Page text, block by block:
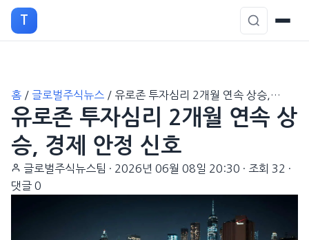
T
홈 / 글로벌주식뉴스 / 유로존 투자심리 2개월 연속 상승,…
유로존 투자심리 2개월 연속 상
승, 경제 안정 신호
글로벌주식뉴스팀 · 2026년 06월 08일 20:30 · 조회 32 ·
댓글 0